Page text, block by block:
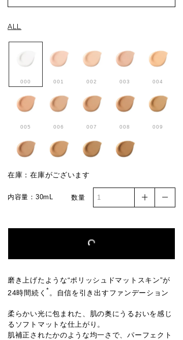
ALL
000 001 002 003 004
005 006 007 008 009
010 011 012
在庫：在庫がございます
内容量：30mL 数量
磨き上げたような“ポリッシュドマットスキン”が
24時間続く * 。自信を引き出すファンデーション
柔らかい光に包まれた、肌の奥にうるおいを感じ
るソフトマットな仕上がり。
肌補正されたかのような均一さで、パーフェクト